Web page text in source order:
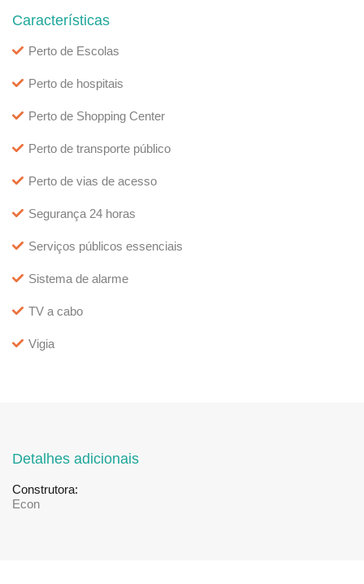
Características
Perto de Escolas
Perto de hospitais
Perto de Shopping Center
Perto de transporte público
Perto de vias de acesso
Segurança 24 horas
Serviços públicos essenciais
Sistema de alarme
TV a cabo
Vigia
Detalhes adicionais
Construtora:
Econ